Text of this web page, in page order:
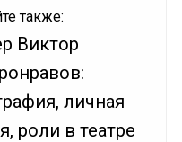
также:
Виктор
личная
роли в театре